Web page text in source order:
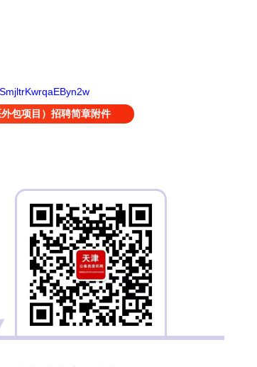
包项目）招聘简章附件